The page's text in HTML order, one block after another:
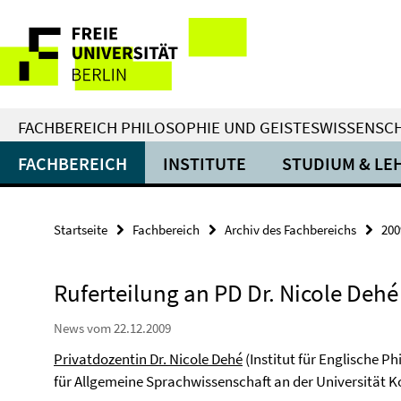
direkt
Inhalt
Service-
Navigation
FACHBEREICH PHILOSOPHIE UND
FACHBEREICH INSTITUTE STUDIUM &
Startseite Fachbereich Archiv des Fachbereichs
Ruferteilung an PD Dr. Nicole Dehé
News vom 22.12.2009
Privatdozentin Dr. Nicole Dehé(Institut für Englische
für Allgemeine Sprachwissenschaft an der Universität